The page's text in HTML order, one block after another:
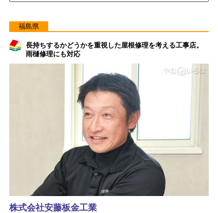
福島県
長持ちするかどうかを重視した屋根修理を考える工事店。
雨樋修理にも対応
株式会社安藤板金工業